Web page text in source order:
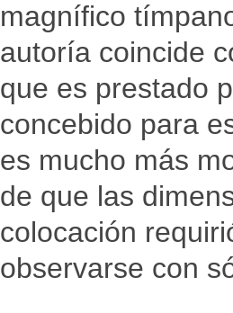
magnífico
autoría coincide
que es prestado
concebido para
es mucho más
de que las
colocación
observarse con